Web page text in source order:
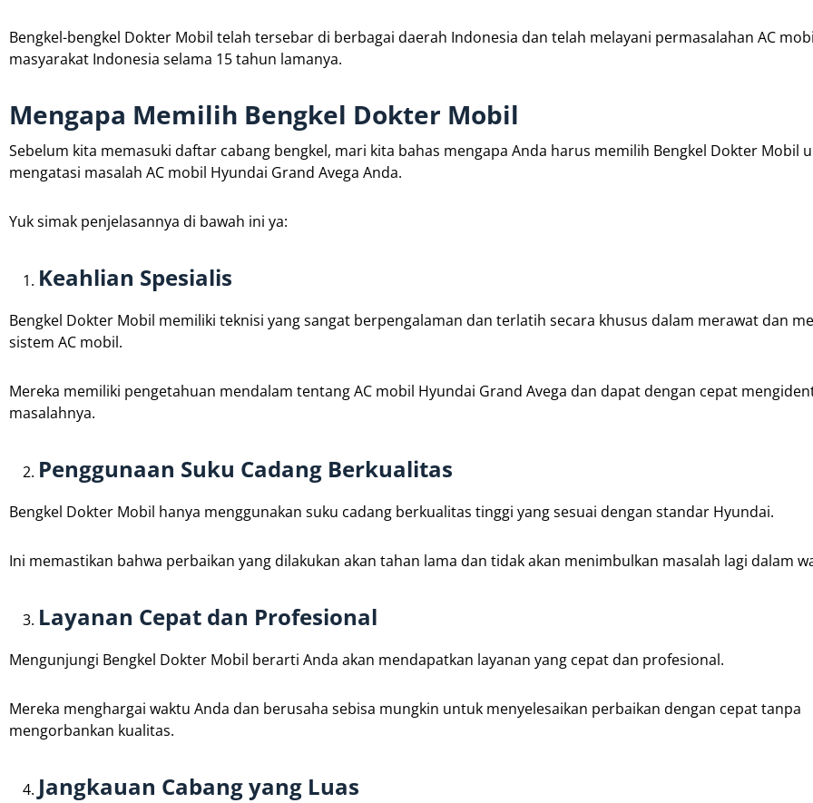
Bengkel-bengkel Dokter Mobil telah tersebar di berbagai daerah Indonesia dan telah melayani permasalahan AC
masyarakat Indonesia selama 15 tahun lamanya.
Mengapa Memilih Bengkel Dokter Mobil
Sebelum kita memasuki daftar cabang bengkel, mari kita bahas mengapa Anda harus memilih Bengkel Dokter Mobil
mengatasi masalah AC mobil Hyundai Grand Avega Anda.
Yuk simak penjelasannya di bawah ini ya:
Keahlian Spesialis
Bengkel Dokter Mobil memiliki teknisi yang sangat berpengalaman dan terlatih secara khusus dalam merawat dan
sistem AC mobil.
Mereka memiliki pengetahuan mendalam tentang AC mobil Hyundai Grand Avega dan dapat dengan cepat
masalahnya.
Penggunaan Suku Cadang Berkualitas
Bengkel Dokter Mobil hanya menggunakan suku cadang berkualitas tinggi yang sesuai dengan standar Hyundai.
Ini memastikan bahwa perbaikan yang dilakukan akan tahan lama dan tidak akan menimbulkan masalah lagi dalam
Layanan Cepat dan Profesional
Mengunjungi Bengkel Dokter Mobil berarti Anda akan mendapatkan layanan yang cepat dan profesional.
Mereka menghargai waktu Anda dan berusaha sebisa mungkin untuk menyelesaikan perbaikan dengan cepat tanpa
mengorbankan kualitas.
Jangkauan Cabang yang Luas